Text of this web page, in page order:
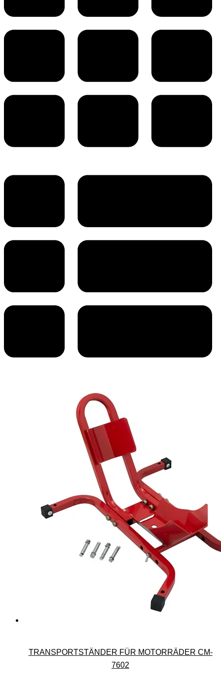
TRANSPORTSTÄNDER FÜR MOTORRÄDER CM-
7602